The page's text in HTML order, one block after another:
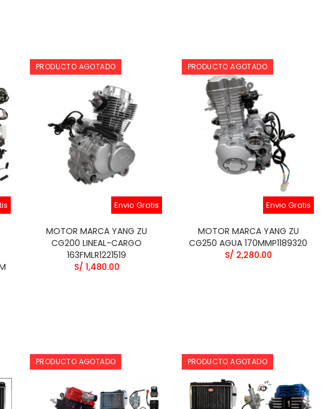
PRODUCTO AGOTADO
Envio Gratis
MOTOR MARCA YANG ZU
CG200 LINEAL-CARGO
163FMLR1221519
S/ 1,480.00
PRODUCTO AGOTADO
Envio Gratis
MOTOR MARCA YANG ZU
CG250 AGUA 170MMP1189320
S/ 2,280.00
PRODUCTO AGOTADO PRODUCTO AGOTADO
BSJ
SCOOTER
250 CHINAS